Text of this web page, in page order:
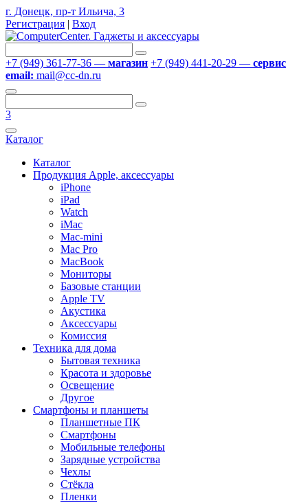
г. Донецк, пр-т Ильича, 3
Регистрация | Вход
+7 (949) 361-77-36 — магазин +7 (949) 441-20-29 — сервис
email: mail@cc-dn.ru
3
Каталог
Каталог
Продукция Apple, аксессуары
iPhone
iPad
Watch
iMac
Mac-mini
Mac Pro
MacBook
Мониторы
Базовые станции
Apple TV
Акустика
Аксессуары
Комиссия
Техника для дома
Бытовая техника
Красота и здоровье
Освещение
Другое
Смартфоны и планшеты
Планшетные ПК
Смартфоны
Мобильные телефоны
Зарядные устройства
Чехлы
Стёкла
Пленки